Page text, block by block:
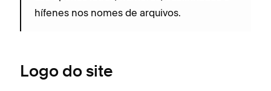
hífenes nos nomes de arquivos.
Logo do site